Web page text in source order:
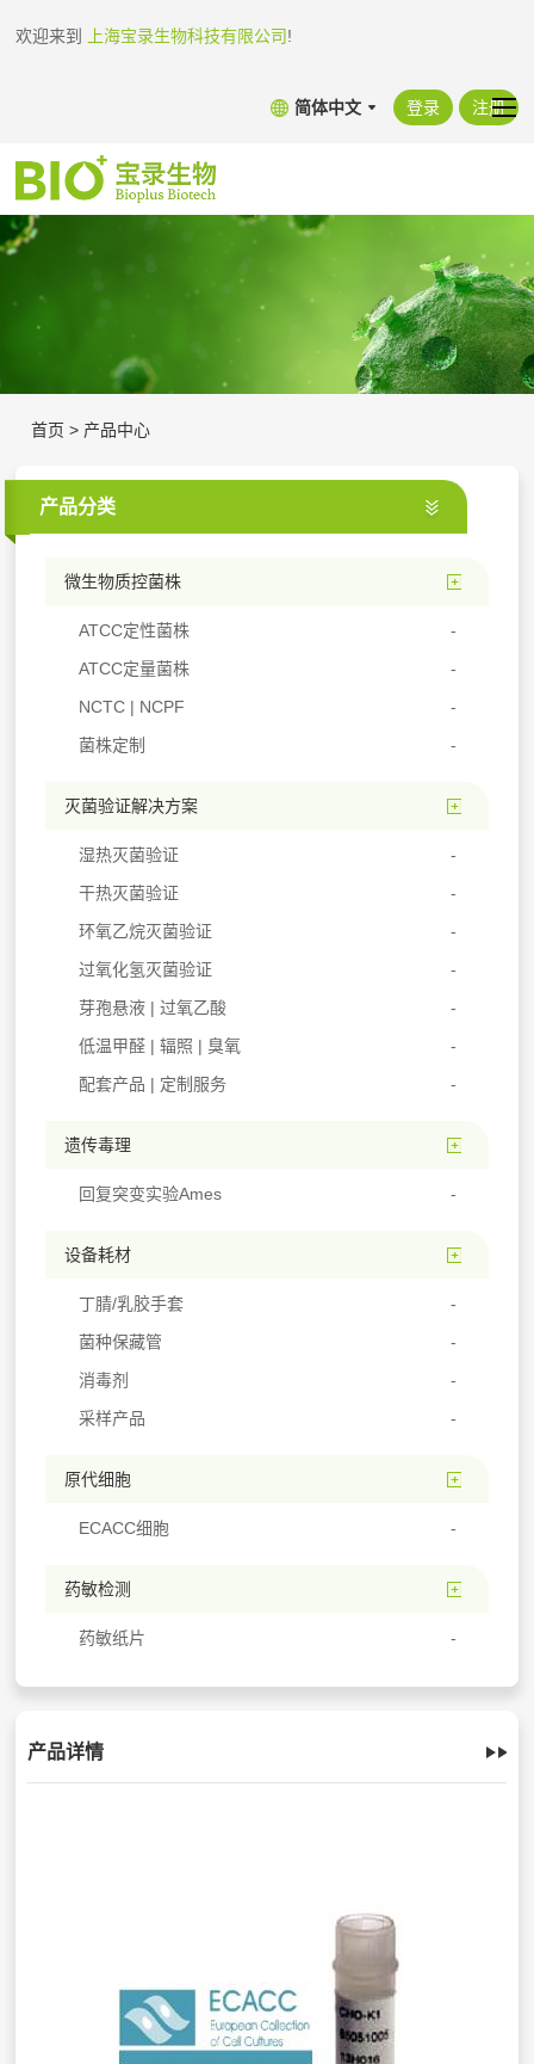
欢迎来到 上海宝录生物科技有限公司!
简体中文 登录 注册
首页 > 产品中心
产品分类
微生物质控菌株
ATCC定性菌株
ATCC定量菌株
NCTC | NCPF
菌株定制
灭菌验证解决方案
湿热灭菌验证
干热灭菌验证
环氧乙烷灭菌验证
过氧化氢灭菌验证
芽孢悬液 | 过氧乙酸
低温甲醛 | 辐照 | 臭氧
配套产品 | 定制服务
遗传毒理
回复突变实验Ames
设备耗材
丁腈/乳胶手套
菌种保藏管
消毒剂
采样产品
原代细胞
ECACC细胞
药敏检测
药敏纸片
产品详情